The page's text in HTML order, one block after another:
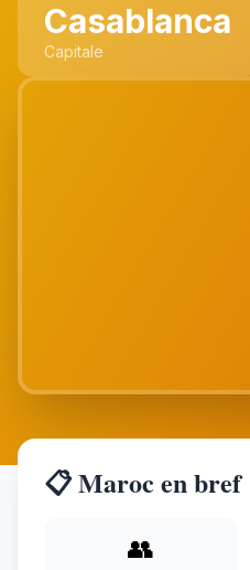
Casablanca
Capitale
📋 Maroc en bref
👥